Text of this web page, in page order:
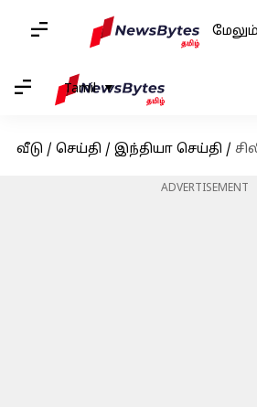
மேலும்
Tamil
வீடு / செய்தி / இந்தியா செய்தி / சிலிண்டர்
ADVERTISEMENT